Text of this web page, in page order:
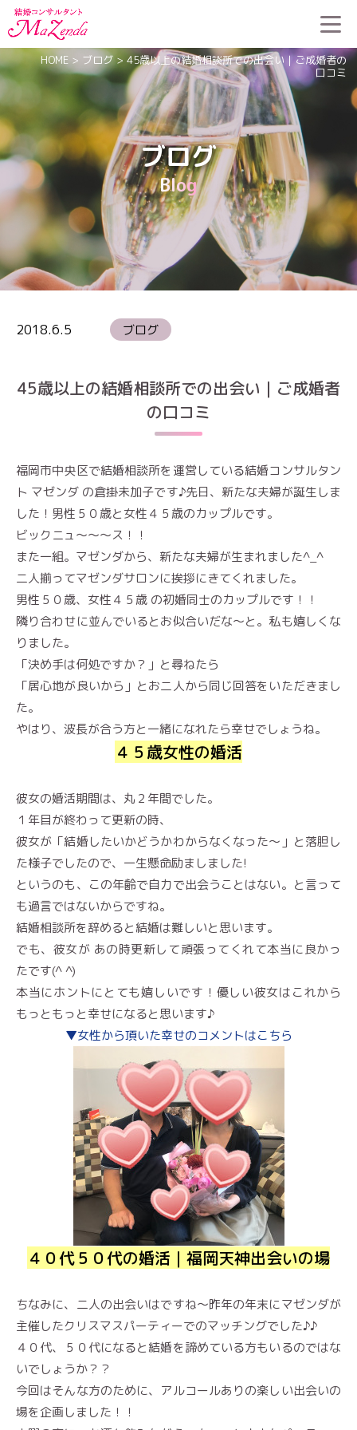
ブログ
Blog
HOME > ブログ > 45歳以上の結婚相談所での出会い｜ご成婚者の
口コミ
2018.6.5 ブログ
45歳以上の結婚相談所での出会い｜ご成婚者
の口コミ
福岡市中央区で結婚相談所を運営している結婚コンサルタン
ト マゼンダ の倉掛未加子です♪先日、新たな夫婦が誕生しま
した！男性５０歳と女性４５歳のカップルです。
ビックニュ～～～ス！！
また一組。マゼンダから、新たな夫婦が生まれました^_^
二人揃ってマゼンダサロンに挨拶にきてくれました。
男性５０歳、女性４５歳 の初婚同士のカップルです！！
隣り合わせに並んでいるとお似合いだな～と。私も嬉しくな
りました。
「決め手は何処ですか？」と尋ねたら
「居心地が良いから」とお二人から同じ回答をいただきまし
た。
やはり、波長が合う方と一緒になれたら幸せでしょうね。
４５歳女性の婚活
彼女の婚活期間は、丸２年間でした。
１年目が終わって更新の時、
彼女が「結婚したいかどうかわからなくなった〜」と落胆し
た様子でしたので、一生懸命励ましました!
というのも、この年齢で自力で出会うことはない。と言って
も過言ではないからですね。
結婚相談所を辞めると結婚は難しいと思います。
でも、彼女が あの時更新して頑張ってくれて本当に良かっ
たです(^ ^)
本当にホントにとても嬉しいです！優しい彼女はこれから
もっともっと幸せになると思います♪
▼女性から頂いた幸せのコメントはこちら
４０代５０代の婚活｜福岡天神出会いの場
ちなみに、二人の出会いはですね〜昨年の年末にマゼンダが
主催したクリスマスパーティーでのマッチングでした♪♪
４０代、５０代になると結婚を諦めている方もいるのではな
いでしょうか？？
今回はそんな方のために、アルコールありの楽しい出会いの
場を企画しました！！